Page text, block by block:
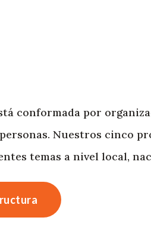
conformada por
Nuestros cinco
temas a nivel local,